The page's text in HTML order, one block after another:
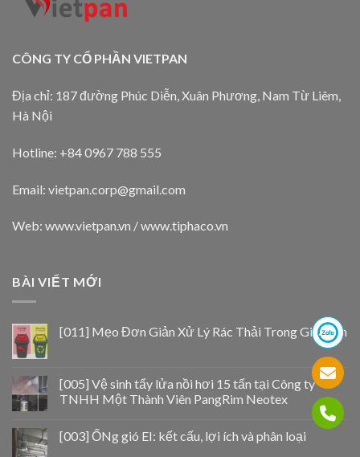
CÔNG TY CỔ PHẦN VIETPAN
Địa chỉ: 187 đường Phúc Diễn, Xuân Phương, Nam Từ Liêm,
Hà Nội
Hotline: +84 0967 788 555
Email: vietpan.corp@gmail.com
Web: www.vietpan.vn / www.tiphaco.vn
BÀI VIẾT MỚI
[011] Mẹo Đơn Giản Xử Lý Rác Thải Trong Gia Đình
[005] Vệ sinh tẩy lửa nồi hơi 15 tấn tại Công ty
TNHH Một Thành Viên PangRim Neotex
[003] ỐNg gió EI: kết cấu, lợi ích và phân loại